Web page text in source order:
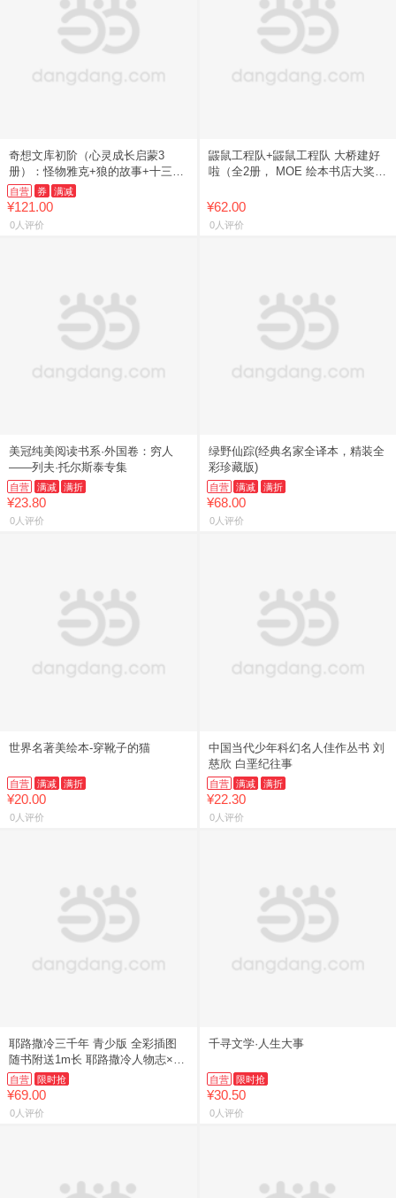
奇想文库初阶（心灵成长启蒙3
册）：怪物雅克+狼的故事+十三座
钟
自营 券 满减
¥121.00
0人评价
鼹鼠工程队+鼹鼠工程队 大桥建好
啦（全2册， MOE 绘本书店大奖、
养观察力、工程思
¥62.00
0人评价
美冠纯美阅读书系·外国卷：穷人
——列夫·托尔斯泰专集
自营 满减 满折
¥23.80
0人评价
绿野仙踪(经典名家全译本，精装全
彩珍藏版)
自营 满减 满折
¥68.00
0人评价
世界名著美绘本-穿靴子的猫
自营 满减 满折
¥20.00
0人评价
中国当代少年科幻名人佳作丛书 刘
慈欣 白垩纪往事
自营 满减 满折
¥22.30
0人评价
耶路撒冷三千年 青少版 全彩插图
随书附送1m长 耶路撒冷人物志×时
代长卷
自营 限时抢
¥69.00
0人评价
千寻文学·人生大事
自营 限时抢
¥30.50
0人评价